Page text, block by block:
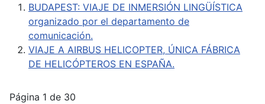
BUDAPEST: VIAJE DE INMERSIÓN LINGÜÍSTICA
organizado por el departamento de
comunicación.
VIAJE A AIRBUS HELICOPTER, ÚNICA FÁBRICA
DE HELICÓPTEROS EN ESPAÑA.
Página 1 de 30